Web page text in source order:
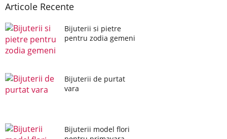
Articole Recente
Bijuterii si pietre
pentru zodia gemeni
Bijuterii de purtat
vara
Bijuterii model flori